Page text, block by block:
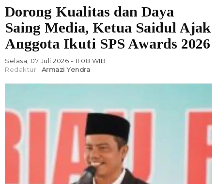
Dorong Kualitas dan Daya
Saing Media, Ketua Saidul Ajak
Anggota Ikuti SPS Awards 2026
Selasa, 07 Juli 2026 - 11:08 WIB
Redaktur : Armazi Yendra